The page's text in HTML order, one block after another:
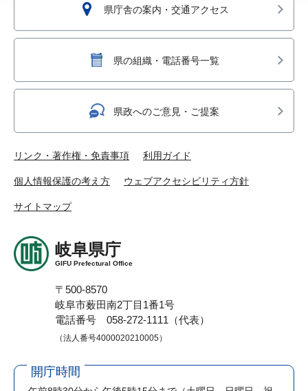
県庁舎の案内・交通アクセス
県の組織・電話番号一覧
県政へのご意見・ご提案
リンク・著作権・免責事項 利用ガイド
個人情報保護の考え方 ウェブアクセシビリティ方針
サイトマップ
岐阜県庁
GIFU Prefectural Office
〒500-8570
岐阜市薮田南2丁目1番1号
電話番号 058-272-1111（代表）
（法人番号4000020210005）
開庁時間